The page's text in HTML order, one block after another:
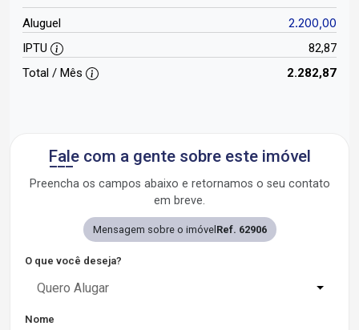
Aluguel 2.200,00
IPTU
82,87
Total / Mês
2.282,87
Fale com a gente sobre este imóvel
Preencha os campos abaixo e retornamos o seu contato
em breve.
Mensagem sobre o imóvel Ref. 62906
O que você deseja?
Quero Alugar
Nome